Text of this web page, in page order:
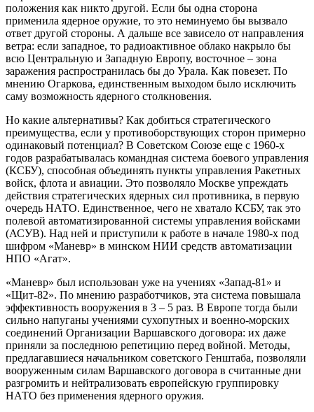
положения как никто другой. Если бы одна сторона
применила ядерное оружие, то это неминуемо бы вызвало
ответ другой стороны. А дальше все зависело от направления
ветра: если западное, то радиоактивное облако накрыло бы
всю Центральную и Западную Европу, восточное – зона
заражения распространилась бы до Урала. Как повезет. По
мнению Огаркова, единственным выходом было исключить
саму возможность ядерного столкновения.
Но какие альтернативы? Как добиться стратегического
преимущества, если у противоборствующих сторон примерно
одинаковый потенциал? В Советском Союзе еще с 1960-х
годов разрабатывалась командная система боевого управления
(КСБУ), способная объединять пункты управления Ракетных
войск, флота и авиации. Это позволяло Москве упреждать
действия стратегических ядерных сил противника, в первую
очередь НАТО. Единственное, чего не хватало КСБУ, так это
полевой автоматизированной системы управления войсками
(АСУВ). Над ней и приступили к работе в начале 1980-х под
шифром «Маневр» в минском НИИ средств автоматизации
НПО «Агат».
«Маневр» был использован уже на учениях «Запад-81» и
«Щит-82». По мнению разработчиков, эта система повышала
эффективность вооружения в 3 – 5 раз. В Европе тогда были
сильно напуганы учениями сухопутных и военно-морских
соединений Организации Варшавского договора: их даже
приняли за последнюю репетицию перед войной. Методы,
предлагавшиеся начальником советского Генштаба, позволяли
вооруженным силам Варшавского договора в считанные дни
разгромить и нейтрализовать европейскую группировку
НАТО без применения ядерного оружия.